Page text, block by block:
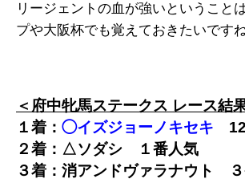
リージェントの血が強いということ
プや大阪杯でも覚えておきたいですね
＜府中牝馬ステークス レース結
１着： ◯イズジョーノキセキ 12
２着：△ソダシ １番人気
３着：消アンドヴァラナウト
３